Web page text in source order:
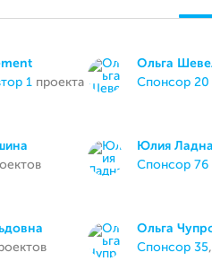
1 проекта
Ольга
спонсор 20
Юлия
спонсор 76
Ольга
спонсор 35